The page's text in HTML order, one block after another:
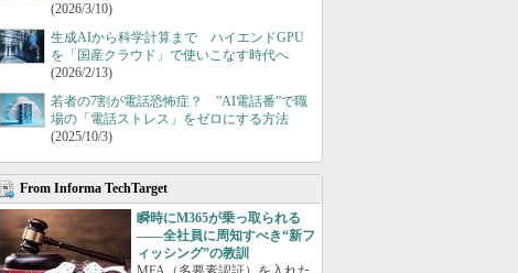
(2026/3/10)
生成AIから科学計算まで ハイエンドGPU
を「国産クラウド」で使いこなす時代へ
(2026/2/13)
若者の7割が電話恐怖症？ ”AI電話番”で職
場の「電話ストレス」をゼロにする方法
(2025/10/3)
From Informa TechTarget
瞬時にM365が乗っ取られる
――全社員に周知すべき“新フ
ィッシング”の教訓